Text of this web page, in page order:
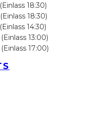
18:30)
18:30)
14:30)
13:00)
17:00)